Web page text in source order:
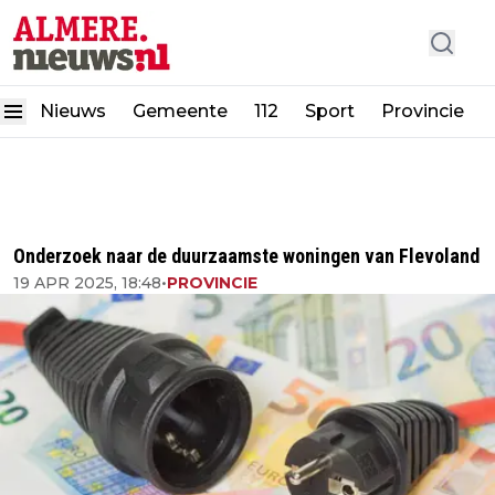
Nieuws Gemeente 112 Sport Provincie
Onderzoek naar de duurzaamste woningen van Flevoland
19 APR 2025, 18:48•PROVINCIE